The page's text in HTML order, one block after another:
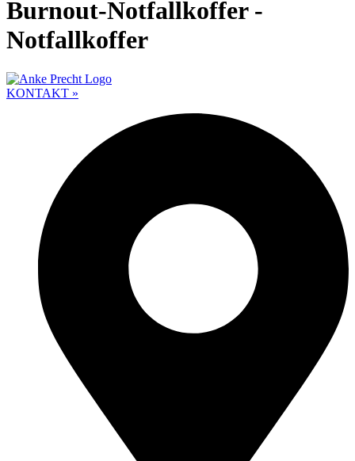
Burnout-Notfallkoffer -
Notfallkoffer
KONTAKT »